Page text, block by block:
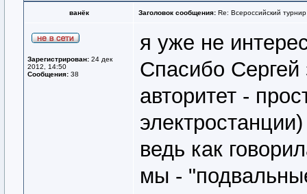
ванёк Заголовок сообщения: Re: Всероссийский
Зарегистрирован: 24 дек
2012, 14:50
Сообщения: 38
я уже не
Спасибо Сергей
авторитет -
электростанции)
ведь как
мы -